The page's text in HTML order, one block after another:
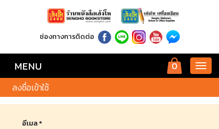
ช่องทางการติดต่อ
0
MENU
ลงชื่อเข้าใช้
อีเมล *